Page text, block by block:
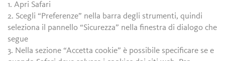
1. Apri Safari
2. Scegli “Preferenze” nella barra degli strumenti, quindi
seleziona il pannello “Sicurezza” nella finestra di dialogo che
segue
3. Nella sezione “Accetta cookie” è possibile specificare se e